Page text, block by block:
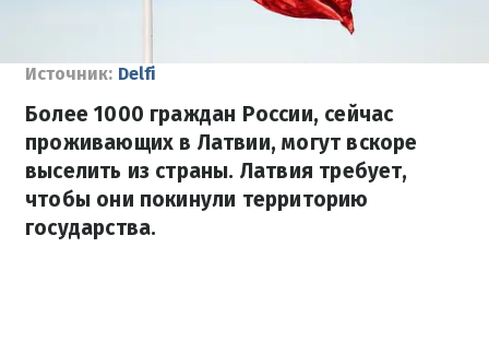
Источник: Delfi
Более 1000 граждан России, сейчас
проживающих в Латвии, могут вскоре
выселить из страны. Латвия требует,
чтобы они покинули территорию
государства.